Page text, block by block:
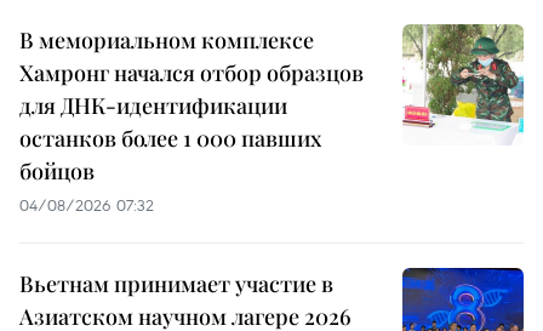
В мемориальном комплексе
Хамронг начался отбор образцов
для ДНК-идентификации
останков более 1 000 павших
бойцов
04/08/2026 07:32
Вьетнам принимает участие в
Азиатском научном лагере 2026